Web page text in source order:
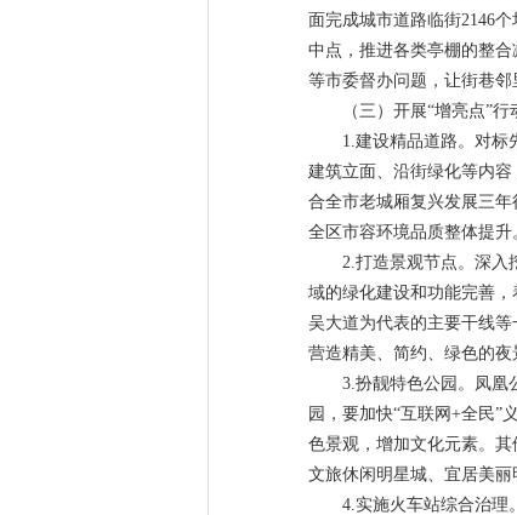
面完成城市道路临街2146
中点，推进各类亭棚的整
等市委督办问题，让街巷邻
（三）开展“增亮点”
1.建设精品道路。对标
建筑立面、沿街绿化等内
合全市老城厢复兴发展三
全区市容环境品质整体提升
2.打造景观节点。深入
域的绿化建设和功能完善
吴大道为代表的主要干线
营造精美、简约、绿色的夜
3.扮靓特色公园。凤凰
园，要加快“互联网+全民”
色景观，增加文化元素。
文旅休闲明星城、宜居美丽
4.实施火车站综合治理